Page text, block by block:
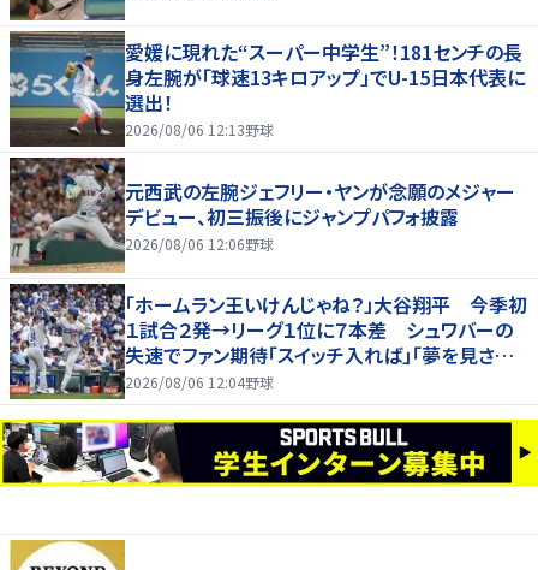
愛媛に現れた“スーパー中学生”！181センチの長
身左腕が「球速13キロアップ」でU-15日本代表に
選出！
2026/08/06 12:13野球
元西武の左腕ジェフリー・ヤンが念願のメジャー
デビュー、初三振後にジャンプパフォ披露
2026/08/06 12:06野球
「ホームラン王いけんじゃね？」大谷翔平 今季初
１試合２発→リーグ１位に７本差 シュワバーの
失速でファン期待「スイッチ入れば」「夢を見させ
てくれる」
2026/08/06 12:04野球